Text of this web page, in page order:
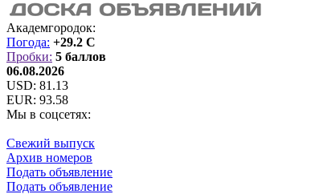
Академгородок:
Погода: +29.2 C
Пробки: 5 баллов
06.08.2026
USD: 81.13
EUR: 93.58
Мы в соцсетях:
Свежий выпуск
Архив номеров
Подать объявление
Подать объявление